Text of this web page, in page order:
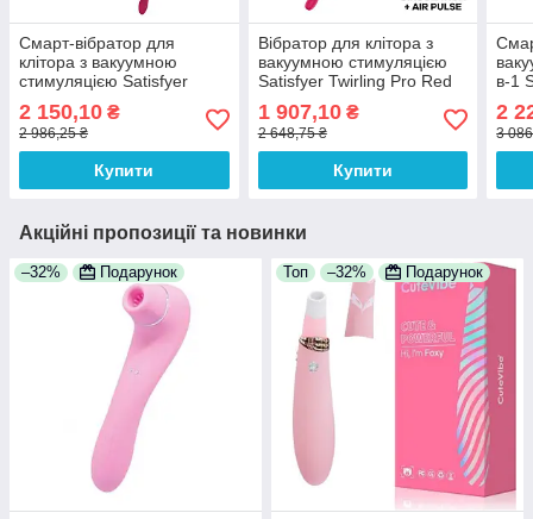
Смарт-вібратор для
клітора з вакуумною
стимуляцією Satisfyer
2 150,10 ₴
2 986,25 ₴
Купити
Вібратор для клітора з
вакуумною стимуляцією
Satisfyer Twirling Pro Red
1 907,10₴
2 648,75 ₴
Купити
в-1
2
3
Акційні пропозиції та новинки
–32% Подарунок Топ –32% Подарунок